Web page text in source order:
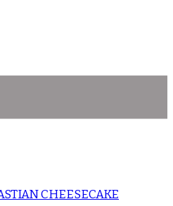
CHEESECAKE